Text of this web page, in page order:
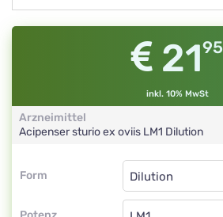
2195
inkl. 10% MwSt
Arzneimittel
Acipenser sturio ex oviis LM1 Dilution
Form
Form
Dilution